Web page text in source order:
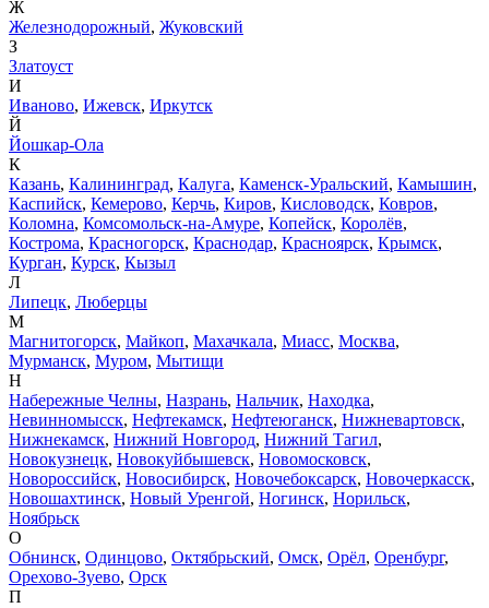
Ж
Железнодорожный, Жуковский
З
Златоуст
И
Иваново, Ижевск, Иркутск
Й
Йошкар-Ола
К
Казань, Калининград, Калуга, Каменск-Уральский, Камышин,
Каспийск, Кемерово, Керчь, Киров, Кисловодск, Ковров,
Коломна, Комсомольск-на-Амуре, Копейск, Королёв,
Кострома, Красногорск, Краснодар, Красноярск, Крымск,
Курган, Курск, Кызыл
Л
Липецк, Люберцы
М
Магнитогорск, Майкоп, Махачкала, Миасс, Москва,
Мурманск, Муром, Мытищи
Н
Набережные Челны, Назрань, Нальчик, Находка,
Невинномысск, Нефтекамск, Нефтеюганск, Нижневартовск,
Нижнекамск, Нижний Новгород, Нижний Тагил,
Новокузнецк, Новокуйбышевск, Новомосковск,
Новороссийск, Новосибирск, Новочебоксарск, Новочеркасск,
Новошахтинск, Новый Уренгой, Ногинск, Норильск,
Ноябрьск
О
Обнинск, Одинцово, Октябрьский, Омск, Орёл, Оренбург,
Орехово-Зуево, Орск
П